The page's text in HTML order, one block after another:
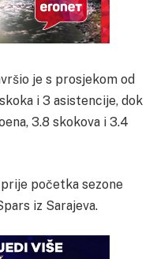
je s prosjekom od
i 3 asistencije, dok
3.8 skokova i 3.4
početka sezone
iz Sarajeva.